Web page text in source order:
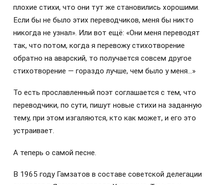
плохие стихи, что они тут же становились хорошими.
Если бы не было этих переводчиков, меня бы никто
никогда не узнал». Или вот ещё: «Они меня переводят
так, что потом, когда я перевожу стихотворение
обратно на аварский, то получается совсем другое
стихотворение — гораздо лучше, чем было у меня…»
То есть прославленный поэт соглашается с тем, что
переводчики, по сути, пишут новые стихи на заданную
тему, при этом изгаляются, кто как может, и его это
устраивает.
А теперь о самой песне.
В 1965 году Гамзатов в составе советской делегации